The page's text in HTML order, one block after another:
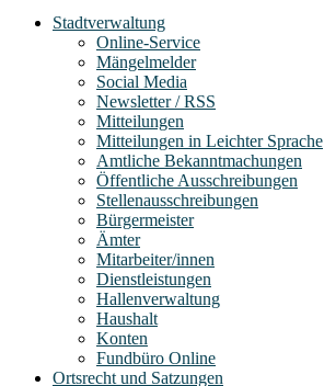
Stadtverwaltung
Online-Service
Mängelmelder
Social Media
Newsletter / RSS
Mitteilungen
Mitteilungen in Leichter Sprache
Amtliche Bekanntmachungen
Öffentliche Ausschreibungen
Stellenausschreibungen
Bürgermeister
Ämter
Mitarbeiter/innen
Dienstleistungen
Hallenverwaltung
Haushalt
Konten
Fundbüro Online
Ortsrecht und Satzungen